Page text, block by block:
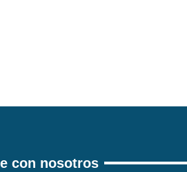
con nosotros